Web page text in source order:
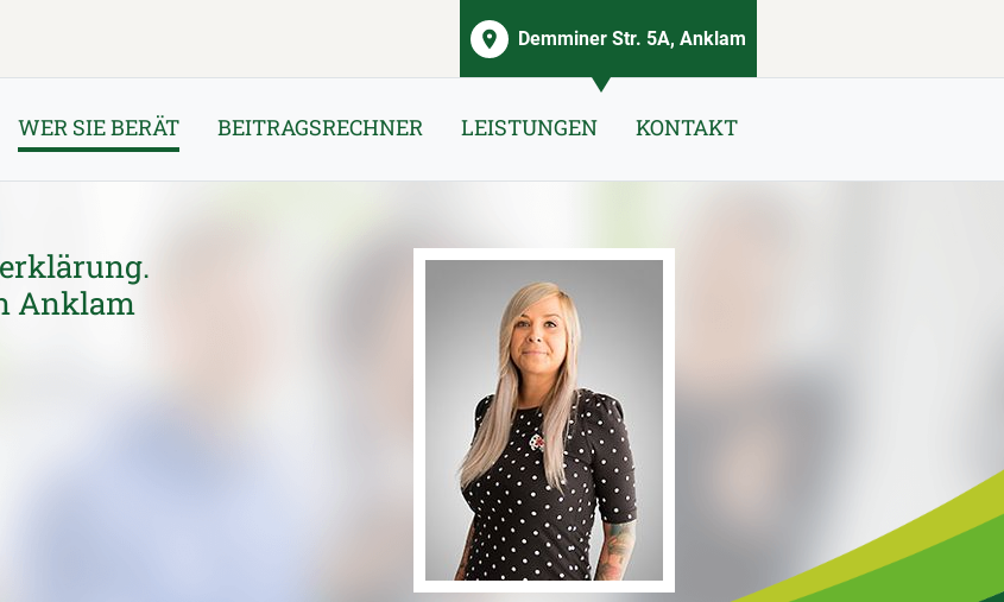
Demminer Str. 5A, Anklam
WER SIE BERÄT BEITRAGSRECHNER LEISTUNGEN KONTAKT
Anklam